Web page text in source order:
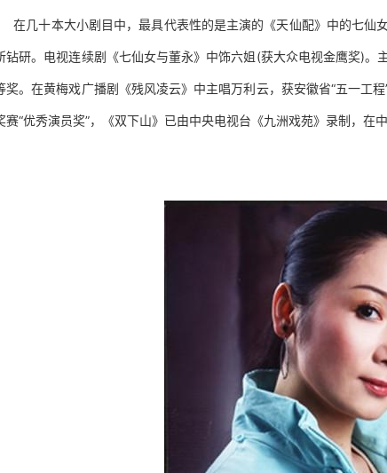
在几十本大小剧目中，最具代表性的是主演的《天仙配》中的七仙
钻研。电视连续剧《七仙女与董永》中饰六姐(获大众电视金鹰奖)
奖。在黄梅戏广播剧《残风凌云》中主唱万利云，获安徽省“五一工
赛“优秀演员奖”，《双下山》已由中央电视台《九洲戏苑》录制，在